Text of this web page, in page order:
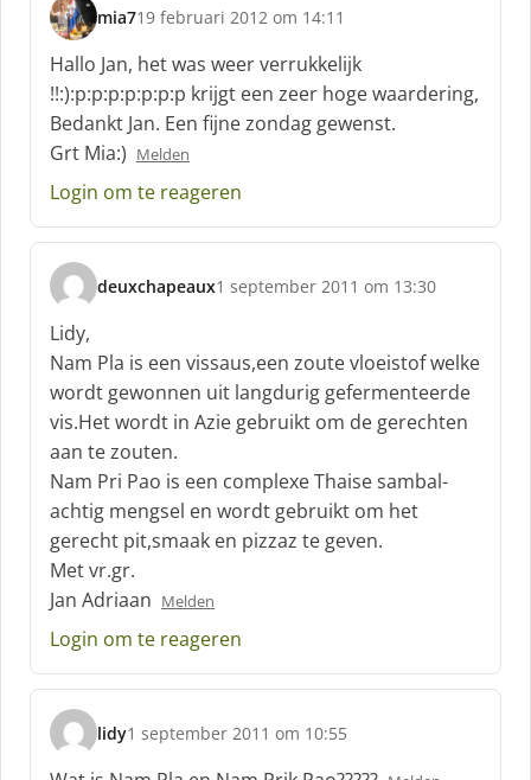
mia7
s
c
h
r
e
e
:
19 februari 2012 om 14:11
Hallo Jan, het was weer verrukkelijk
!!:):p:p:p:p:p:p:p krijgt een zeer hoge waardering,
Bedankt Jan. Een fijne zondag gewenst.
Grt Mia:) Melden
Login om te reageren
deuxchapeaux
s
c
h
r
e
e
f
:
1 september 2011 om 13:30
Lidy,
Nam Pla is een vissaus,een zoute vloeistof welke
wordt gewonnen uit langdurig gefermenteerde
vis.Het wordt in Azie gebruikt om de gerechten
aan te zouten.
Nam Pri Pao is een complexe Thaise sambal-
achtig mengsel en wordt gebruikt om het
gerecht pit,smaak en pizzaz te geven.
Met vr.gr.
Jan Adriaan Melden
Login om te reageren
lidy
s
c
1 september 2011 om 10:55